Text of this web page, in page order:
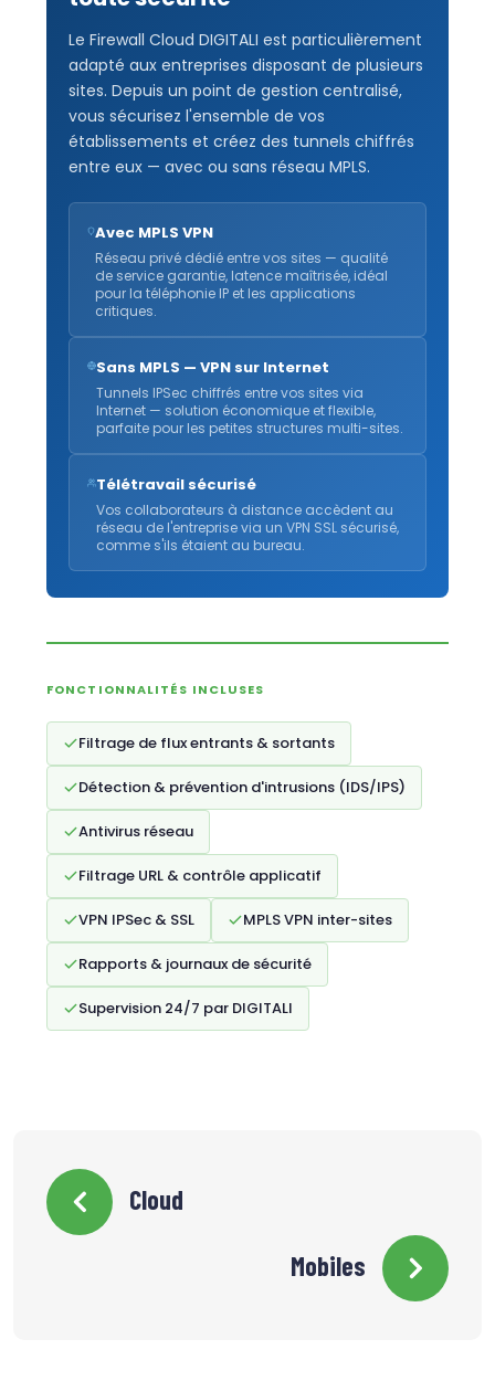
Le Firewall Cloud DIGITALI est particulièrement
adapté aux entreprises disposant de plusieurs
sites. Depuis un point de gestion centralisé,
vous sécurisez l'ensemble de vos
établissements et créez des tunnels chiffrés
entre eux — avec ou sans réseau MPLS.
Avec MPLS VPN
Réseau privé dédié entre vos sites — qualité
de service garantie, latence maîtrisée, idéal
pour la téléphonie IP et les applications
critiques.
Sans MPLS — VPN sur Internet
Tunnels IPSec chiffrés entre vos sites via
Internet — solution économique et flexible,
parfaite pour les petites structures multi-sites.
Télétravail sécurisé
Vos collaborateurs à distance accèdent au
réseau de l'entreprise via un VPN SSL sécurisé,
comme s'ils étaient au bureau.
FONCTIONNALITÉS INCLUSES
Filtrage de flux entrants & sortants
Détection & prévention d'intrusions (IDS/IPS)
Antivirus réseau
Filtrage URL & contrôle applicatif
VPN IPSec & SSL MPLS VPN inter-sites
Rapports & journaux de sécurité
Supervision 24/7 par DIGITALI
Cloud
Mobiles